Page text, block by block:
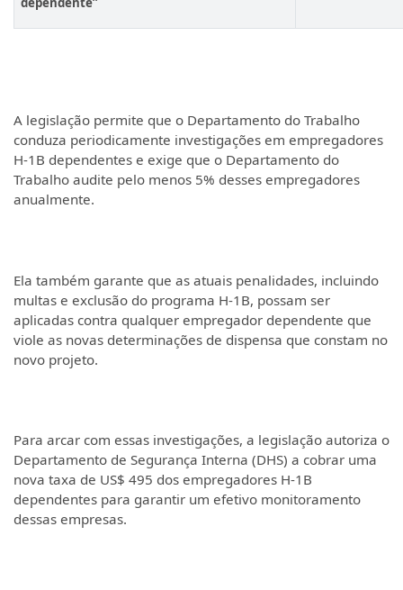
A legislação permite que o Departamento do Trabalho
conduza periodicamente investigações em empregadores
H-1B dependentes e exige que o Departamento do
Trabalho audite pelo menos 5% desses empregadores
anualmente.
Ela também garante que as atuais penalidades, incluindo
multas e exclusão do programa H-1B, possam ser
aplicadas contra qualquer empregador dependente que
viole as novas determinações de dispensa que constam no
novo projeto.
Para arcar com essas investigações, a legislação autoriza o
Departamento de Segurança Interna (DHS) a cobrar uma
nova taxa de US$ 495 dos empregadores H-1B
dependentes para garantir um efetivo monitoramento
dessas empresas.